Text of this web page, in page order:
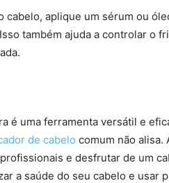
cabelo, aplique um sérum ou
também ajuda a controlar o
é uma ferramenta versátil e
de cabelo comum não alisa.
e desfrutar de um
a saúde do seu cabelo e usar